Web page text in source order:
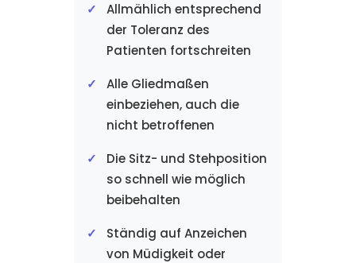
Allmählich entsprechend
der Toleranz des
Patienten fortschreiten
Alle Gliedmaßen
einbeziehen, auch die
nicht betroffenen
Die Sitz- und Stehposition
so schnell wie möglich
beibehalten
Ständig auf Anzeichen
von Müdigkeit oder